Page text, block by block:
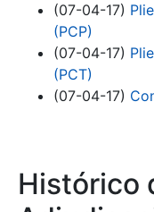
(07-04-17)
(PCP)
(07-04-17)
(PCT)
(07-04-17)
Histórico